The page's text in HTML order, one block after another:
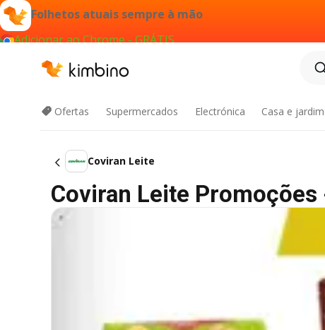
Folhetos atuais sempre à mão
Adicionar ao Chrome - GRÁTIS
Ofertas Supermercados Electrónica Casa e jardim
Coviran Leite
Coviran Leite